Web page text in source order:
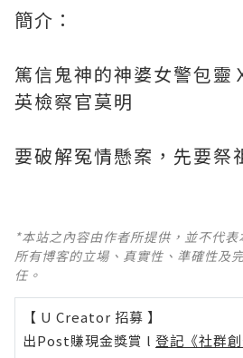
簡介：
篤信鬼神的神婆女警包靈
英檢察官莫明
要破解冤情懸案，先要祭
*本站之內容由作者所提供，並不代
所有博客的立場、真實性、準確性及
任。
【 U Creator 招募 】
出Post賺現金獎賞 l 登記《社群創